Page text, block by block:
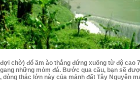
chờ) đổ ầm ào thẳng đứng xuống từ độ
những mỏm đá. Bước qua cầu, bạn sẽ
dòng thác lớn này của mảnh đất Tây Nguyên